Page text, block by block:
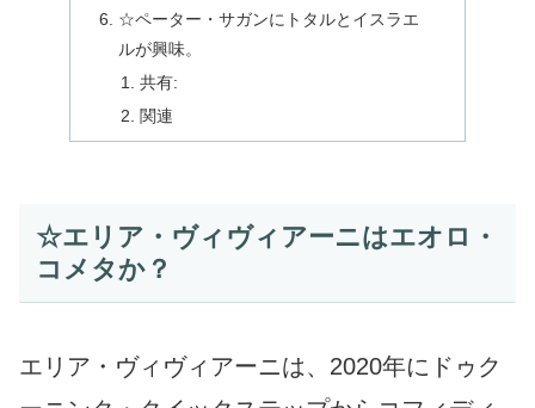
☆ペーター・サガンにトタルとイスラエ
ルが興味。
共有:
関連
☆エリア・ヴィヴィアーニはエオロ・
コメタか？
エリア・ヴィヴィアーニは、2020年にドゥク